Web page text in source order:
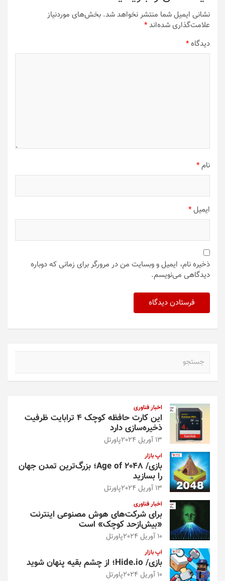
نشانی ایمیل شما منتشر نخواهد شد. بخش‌های موردنیاز
علامت‌گذاری شده‌اند*
دیدگاه*
نام*
ایمیل*
ذخیره نام، ایمیل و وبسایت من در مرورگر برای زمانی که دوباره
دیدگاهی می‌نویسم.
اخبار فناوری
این کارت حافظه کوچک ۴ ترابایت ظرفیت
ذخیره‌سازی دارد
13 آوریل 2024 پاورتل
اپ بازار
بازی/ Age of 2048؛ بزرگ‌ترین تمدن جهان
را بسازید
13 آوریل 2024 پاورتل
اخبار فناوری
برای شرکت‌های هوش مصنوعی اینترنت
«بیش‌از‌حد کوچک» است
10 آوریل 2024 پاورتل
اپ بازار
بازی/ Hide.io؛ از چشم بقیه پنهان شوید
10 آوریل 2024 پاورتل